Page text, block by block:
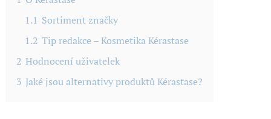
1.1 Sortiment značky
1.2 Tip redakce – Kosmetika Kérastase
2 Hodnocení uživatelek
3 Jaké jsou alternativy produktů Kérastase?